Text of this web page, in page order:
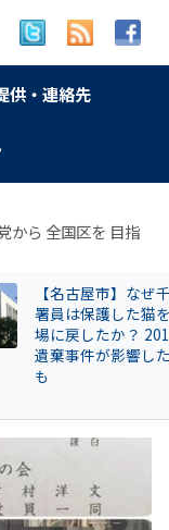
供・連絡先
から 全国区を 目指
特別企画 解放同盟
政等が 過去に公開
部落・同和地区リ